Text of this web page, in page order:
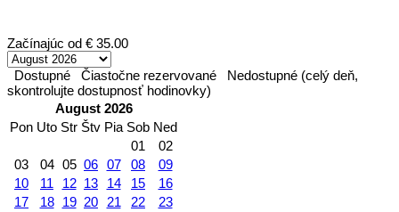
Začínajúc od € 35.00
Dostupné Čiastočne rezervované
Nedostupné (celý deň,
skontrolujte dostupnosť hodinovky)
August 2026
Pon Uto Str Štv Pia Sob Ned
01
02
03
04 05 06 07 08
09
10
11 12 13 14 15
16
17
18 19 20 21 22
23